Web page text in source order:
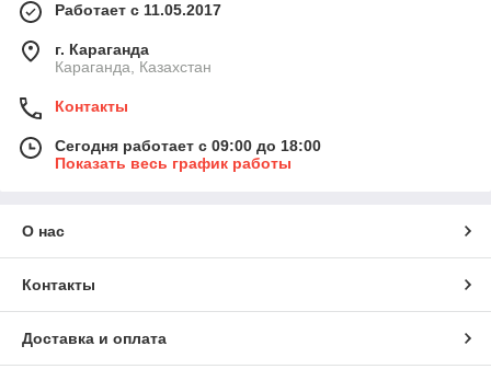
Работает с 11.05.2017
г. Караганда
Караганда, Казахстан
Контакты
Сегодня работает с 09:00 до 18:00
Показать весь график работы
О нас
Контакты
Доставка и оплата